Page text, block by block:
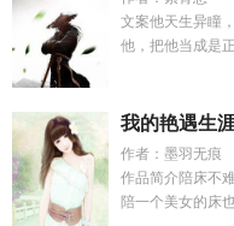
文案他天生异瞳
他，把他当成是
我的艳遇生
作者：墨羽无痕
作品简介陪床不
陪一个美女的床